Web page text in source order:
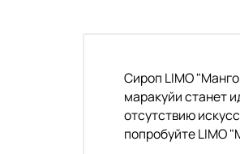
Сироп LIMO
маракуйи станет
отсутствию
попробуйте LIMO